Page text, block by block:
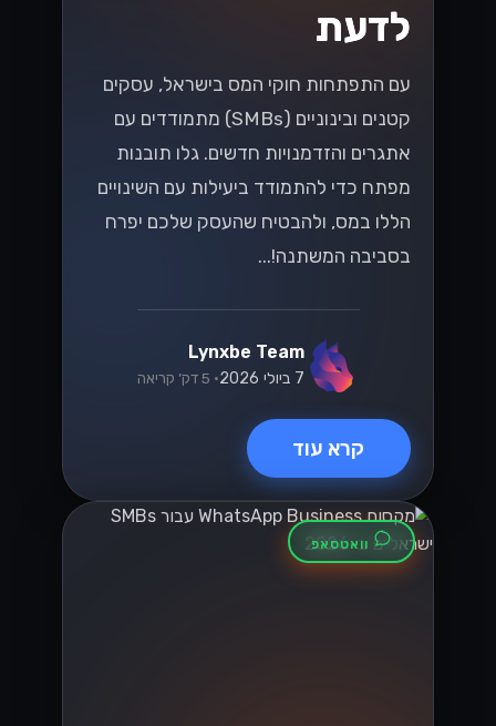
לדעת
עם התפתחות חוקי המס בישראל, עסקים
קטנים ובינוניים (SMBs) מתמודדים עם
אתגרים והזדמנויות חדשים. גלו תובנות
מפתח כדי להתמודד ביעילות עם השינויים
הללו במס, ולהבטיח שהעסק שלכם יפרח
בסביבה המשתנה!...
Lynxbe Team
7 ביולי 2026 • 5 דק׳ קריאה
קרא עוד
וואטסאפ